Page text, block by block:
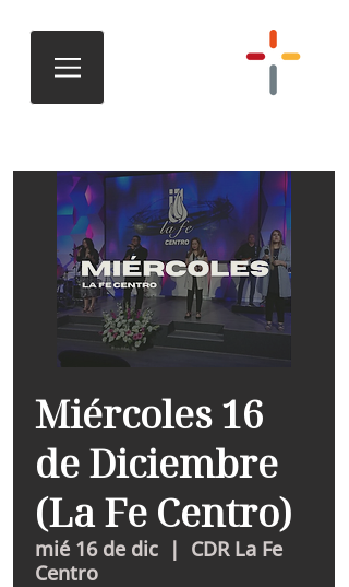
Miércoles 16
de Diciembre
(La Fe Centro)
mié 16 de dic
  |
CDR La Fe
Centro